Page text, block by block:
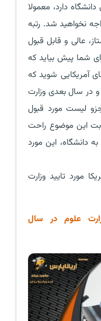
دارد، معمولا
نخواهید شد. رتبه‌
در ۳ سطح ممتاز، عالی و قابل قبول
شما پیش بیاید که
آمریکایی شوید که
در سال بعدی وزارت
لیست مورد قبول
این موضوع راحت
دانشگاه، این مورد
مورد تایید وزارت
علوم در سال